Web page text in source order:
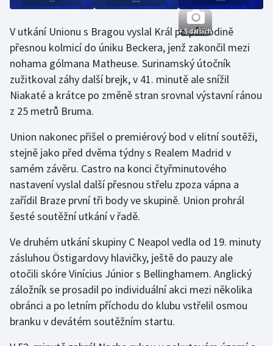
Olympijské hry
Parasport
Plavání
Plážový volejbal
Ragby
Rychlobruslení
Rychlostní kanoistika
Short track
Sportovní střelba
Stolní tenis
Triatlon
+ 5 dalších
V utkání Unionu s Bragou vyslal Král po půlhodině
přesnou kolmicí do úniku Beckera, jenž zakončil mezi
nohama gólmana Matheuse. Surinamský útočník
zužitkoval záhy další brejk, v 41. minutě ale snížil
Niakaté a krátce po změně stran srovnal výstavní ránou
z 25 metrů Bruma.
Union nakonec přišel o premiérový bod v elitní soutěži,
stejně jako před dvěma týdny s Realem Madrid v
samém závěru. Castro na konci čtyřminutového
nastavení vyslal další přesnou střelu zpoza vápna a
zařídil Braze první tři body ve skupině. Union prohrál
šesté soutěžní utkání v řadě.
Ve druhém utkání skupiny C Neapol vedla od 19. minuty
zásluhou Östigardovy hlavičky, ještě do pauzy ale
otočili skóre Vinícius Júnior s Bellinghamem. Anglický
záložník se prosadil po individuální akci mezi několika
obránci a po letním příchodu do klubu vstřelil osmou
branku v devátém soutěžním startu.